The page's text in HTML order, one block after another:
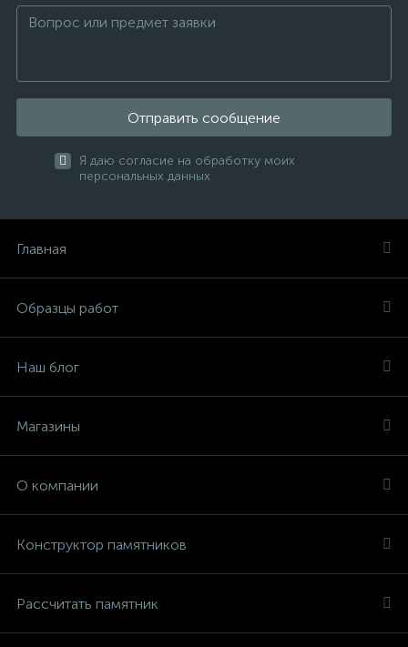
Отправить сообщение
Я даю согласие на обработку моих
персональных данных
Главная
Образцы работ
Наш блог
Магазины
О компании
Конструктор памятников
Рассчитать памятник